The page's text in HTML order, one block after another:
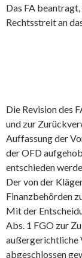
Das FA
Rechtsstreit an
Die Revision des
und zur
Auffassung der
der OFD
entschieden
Der von der
Finanzbehörden
Mit der
Abs. 1 FGO zur
außergerichtliche
abgeschlossen